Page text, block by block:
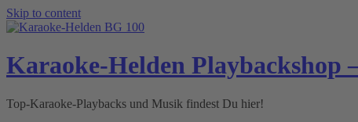
Skip to content
Karaoke-Helden Playbackshop
Top-Karaoke-Playbacks und Musik findest Du hier!